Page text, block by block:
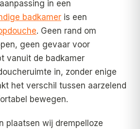
in een
badkamer is een
. Geen rand om
geen gevaar voor
vanuit de badkamer
in, zonder enige
het verschil tussen aarzelend
bewegen.
plaatsen wij drempelloze